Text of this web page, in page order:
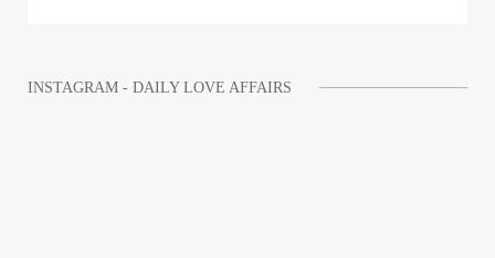
INSTAGRAM - DAILY LOVE AFFAIRS